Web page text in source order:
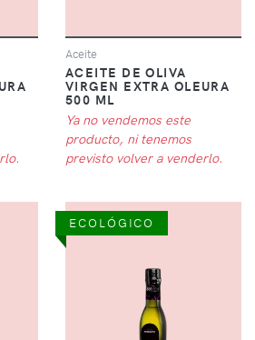
Aceite
ACEITE DE OLIVA
VIRGEN EXTRA OLEURA
500 ML
Ya no vendemos este
producto, ni tenemos
previsto volver a venderlo.
ECOLÓGICO